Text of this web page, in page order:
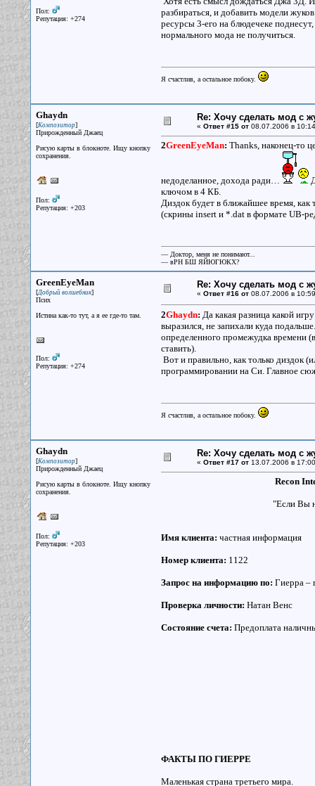
Пол:
Репутация: +274
разбираться, и добавить модели
ресурсы 3-его на блюдечеке
нормального мода не получиться.
Я счастлив, а остальное побоку.
Ghaydn
[Композитор]
Прирожденный Джаец
Рисую карты в блокноте. Ищу кнопку
сохранения.
Пол:
Репутация: +203
Re: Хочу сделать мод с
« Ответ #15 от08.07.2006 в
2GreenEyeMan: Thanks, наконец-то
недоделанное, дохода ради…
ключом в 4 КБ.
Диздок будет в ближайшее время, как
(скрины insert и *.dat в формате UB-
— Доктор, меня не понимают...
— вРН БШ ЯЙЮГЮКХ?
GreenEyeMan
[Добрый волшебник]
Псих
Истина как-то тут, а я ее где-то там.
Пол:
Репутация: +274
Re: Хочу сделать мод с
« Ответ #16 от08.07.2006 в
2Ghaydn: Да какая разница какой
выразился, не запихали куда
определенного промежудка времени
ставить).
Вот и правильно, как только диздок
программировании на Си. Главное
Я счастлив, а остальное побоку.
Ghaydn
[Композитор]
Прирожденный Джаец
Рисую карты в блокноте. Ищу кнопку
сохранения.
Пол:
Репутация: +203
Re: Хочу сделать мод с
« Ответ #17 от13.07.2006 в
Recon
"Если Вы
Имя клиента: частная информация
Номер клиента: 1122
Запрос на информацию по: Гиерра –
Проверка личности: Натан Венс
Состояние счета: Предоплата
ФАКТЫ ПО ГИЕРРЕ
Маленькая страна третьего мира.